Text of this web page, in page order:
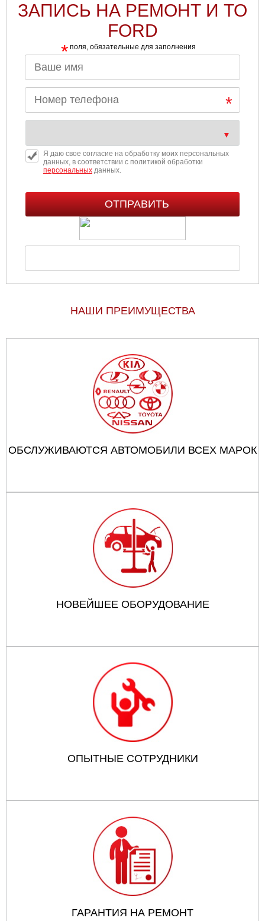
ЗАПИСЬ НА РЕМОНТ И ТО
FORD
* поля, обязательные для заполнения
Я даю свое согласие на обработку моих персональных
данных, в соответствии с политикой обработки
персональныхданных.
НАШИ ПРЕИМУЩЕСТВА
ОБСЛУЖИВАЮТСЯ АВТОМОБИЛИ ВСЕХ МАРОК
НОВЕЙШЕЕ ОБОРУДОВАНИЕ
ОПЫТНЫЕ СОТРУДНИКИ
ГАРАНТИЯ НА РЕМОНТ